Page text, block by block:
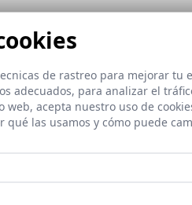
de rastreo para mejorar
adecuados, para analizar el
web, acepta nuestro uso de
qué las usamos y cómo puede